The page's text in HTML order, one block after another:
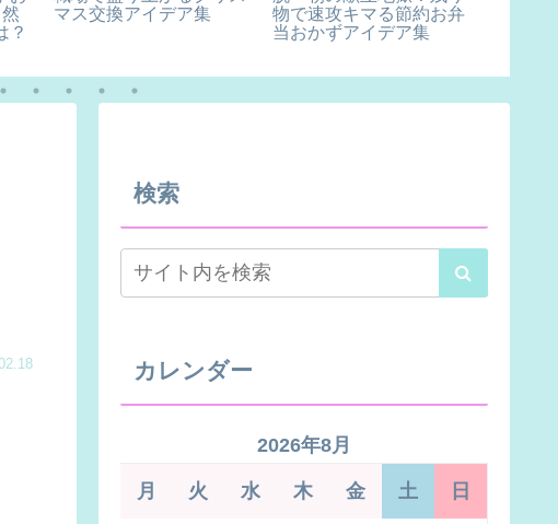
？
マス交換アイデア集
物で速攻キマる節約お弁
当おかずアイデア集
検索
カレンダー
2026年8月
月 火 水 木 金 土 日